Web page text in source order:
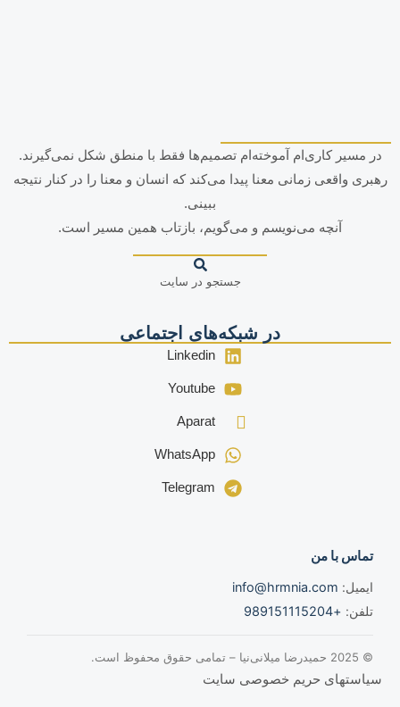
در مسیر کاری‌ام آموخته‌ام تصمیم‌ها فقط با منطق شکل نمی‌گیرند.
رهبری واقعی زمانی معنا پیدا می‌کند که انسان و معنا را در کنار نتیجه
ببینی.
آنچه می‌نویسم و می‌گویم، بازتاب همین مسیر است.
جستجو در سایت
در شبکه‌های اجتماعی
Linkedin
Youtube
Aparat
WhatsApp
Telegram
تماس با من
ایمیل: info@hrmnia.com
تلفن: +989151115204
© 2025 حمیدرضا میلانی‌نیا – تمامی حقوق محفوظ است.
سیاستهای حریم خصوصی سایت